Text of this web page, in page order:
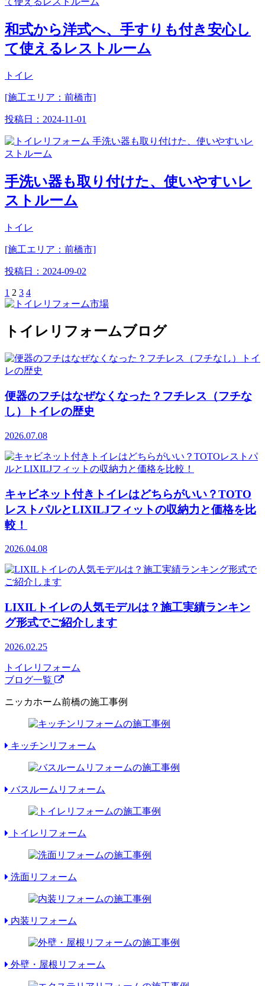
和式から洋式へ、手すりも付き安心し
て使えるレストルーム
トイレ
[施工エリア：前橋市]
投稿日： 2024-11-01
手洗い器も取り付けた、使いやすいレ
ストルーム
トイレ
[施工エリア：前橋市]
投稿日： 2024-09-02
1 2 3 4
トイレリフォームブログ
便器のフチはなぜなくなった？フチレス（フチな
し）トイレの歴史
2026.07.08
キャビネット付きトイレはどちらがいい？TOTO
レストパルとLIXILJフィットの収納力と価格を比
較！
2026.04.08
LIXILトイレの人気モデルは？施工実績ランキン
グ形式でご紹介します
2026.02.25
トイレリフォーム
ブログ一覧
ニッカホーム前橋の施工事例
キッチンリフォーム
バスルームリフォーム
トイレリフォーム
洗面リフォーム
内装リフォーム
外壁・屋根リフォーム